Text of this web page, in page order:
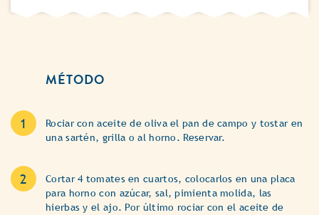
MÉTODO
Rociar con aceite de oliva el pan de campo y tostar en
una sartén, grilla o al horno. Reservar.
Cortar 4 tomates en cuartos, colocarlos en una placa
para horno con azúcar, sal, pimienta molida, las
hierbas y el ajo. Por último rociar con el aceite de